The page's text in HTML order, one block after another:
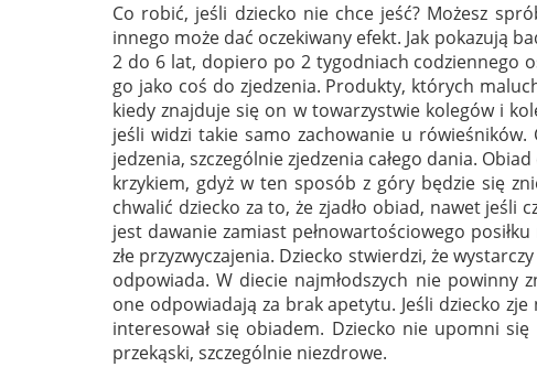
Co robić, jeśli dziecko nie chce jeść? Możesz
innego może dać oczekiwany efekt. Jak pokazują
2 do 6 lat, dopiero po 2 tygodniach codziennego
go jako coś do zjedzenia. Produkty, których
kiedy znajduje się on w towarzystwie kolegów i
jeśli widzi takie samo zachowanie u
jedzenia, szczególnie zjedzenia całego dania.
krzykiem, gdyż w ten sposób z góry będzie się
chwalić dziecko za to, że zjadło obiad, nawet jeśli
jest dawanie zamiast pełnowartościowego
złe przyzwyczajenia. Dziecko stwierdzi, że
odpowiada. W diecie najmłodszych nie powinny
one odpowiadają za brak apetytu. Jeśli dziecko
interesował się obiadem. Dziecko nie upomni
przekąski, szczególnie niezdrowe.